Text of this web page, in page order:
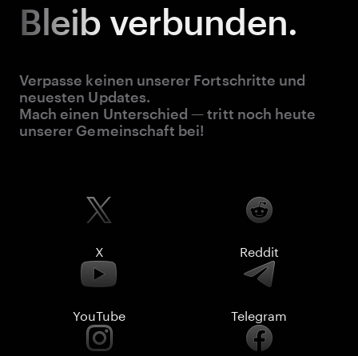
Bleib verbunden.
Verpasse keinen unserer Fortschritte und
neuesten Updates.
Mach einen Unterschied — tritt noch heute
unserer Gemeinschaft bei!
X Reddit
YouTube Telegram